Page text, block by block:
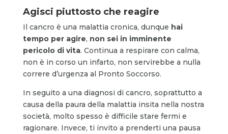
Agisci piuttosto che reagire
Il cancro è una malattia cronica, dunque hai
tempo per agire, non sei in imminente
pericolo di vita. Continua a respirare con calma,
non è in corso un infarto, non servirebbe a nulla
correre d’urgenza al Pronto Soccorso.
In seguito a una diagnosi di cancro, soprattutto a
causa della paura della malattia insita nella nostra
società, molto spesso è difficile stare fermi e
ragionare. Invece, ti invito a prenderti una pausa